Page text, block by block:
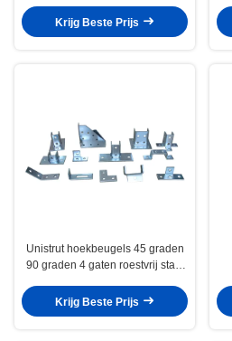
Krijg Beste Prijs
Unistrut hoekbeugels 45 graden
90 graden 4 gaten roestvrij staal
Krijg Beste Prijs